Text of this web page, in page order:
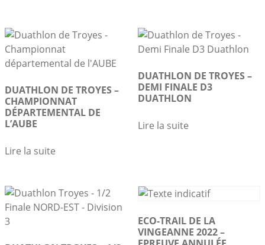
DUATHLON DE TROYES –
CHAMPIONNAT
DÉPARTEMENTAL DE
L’AUBE
Lire la suite
DUATHLON DE TROYES –
DEMI FINALE D3
DUATHLON
Lire la suite
ECO-TRAIL DE LA
VINGEANNE 2022 –